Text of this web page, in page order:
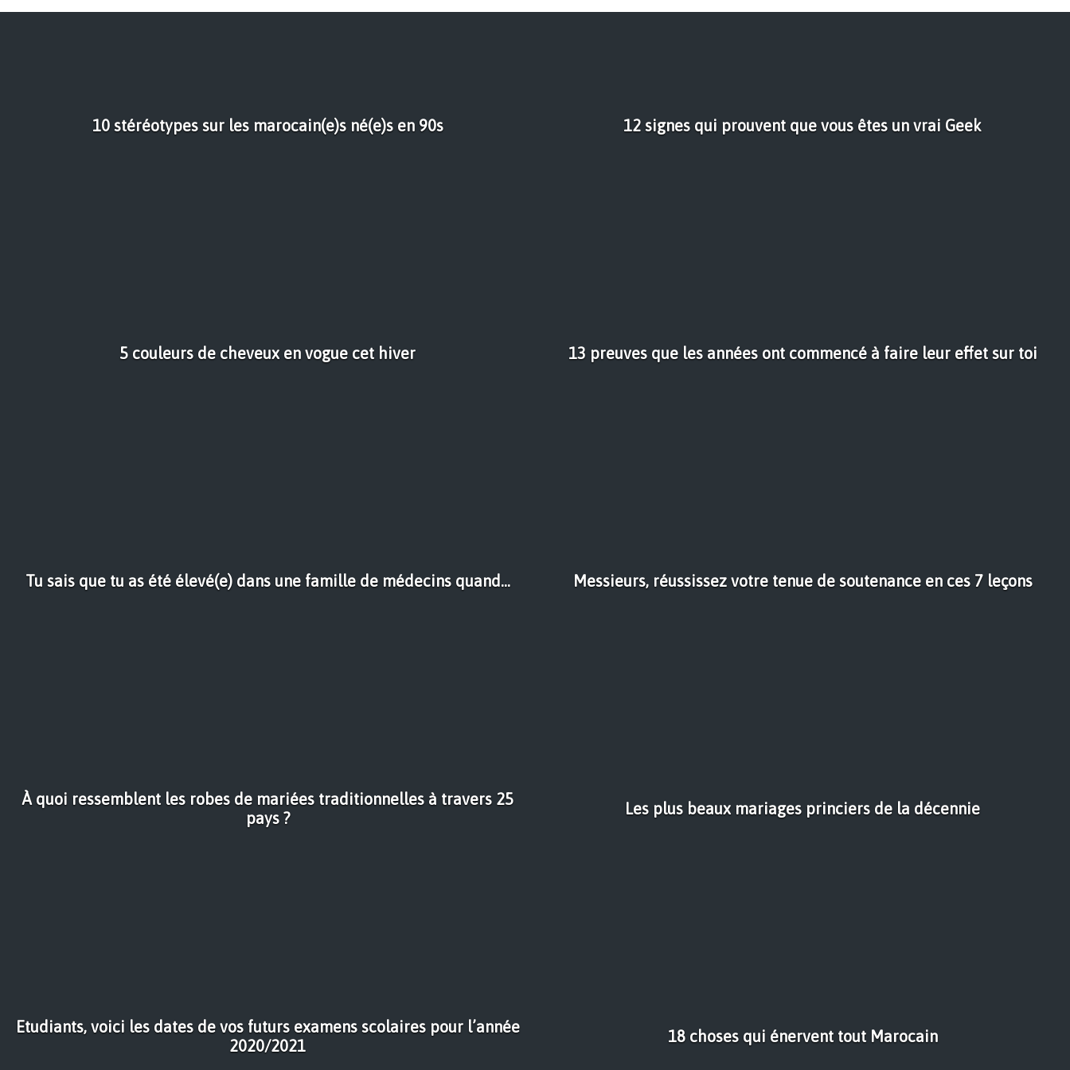
10 stéréotypes sur les marocain(e)s né(e)s en 90s 12 signes qui prouvent que vous êtes un vrai Geek
5 couleurs de cheveux en vogue cet hiver 13 preuves que les années ont commencé à faire leur effet sur toi
Tu sais que tu as été élevé(e) dans une famille de médecins quand... Messieurs, réussissez votre tenue de soutenance en ces 7 leçons
À quoi ressemblent les robes de mariées traditionnelles à travers 25
pays ?
Les plus beaux mariages princiers de la décennie
Etudiants, voici les dates de vos futurs examens scolaires pour l’année
2020/2021
18 choses qui énervent tout Marocain